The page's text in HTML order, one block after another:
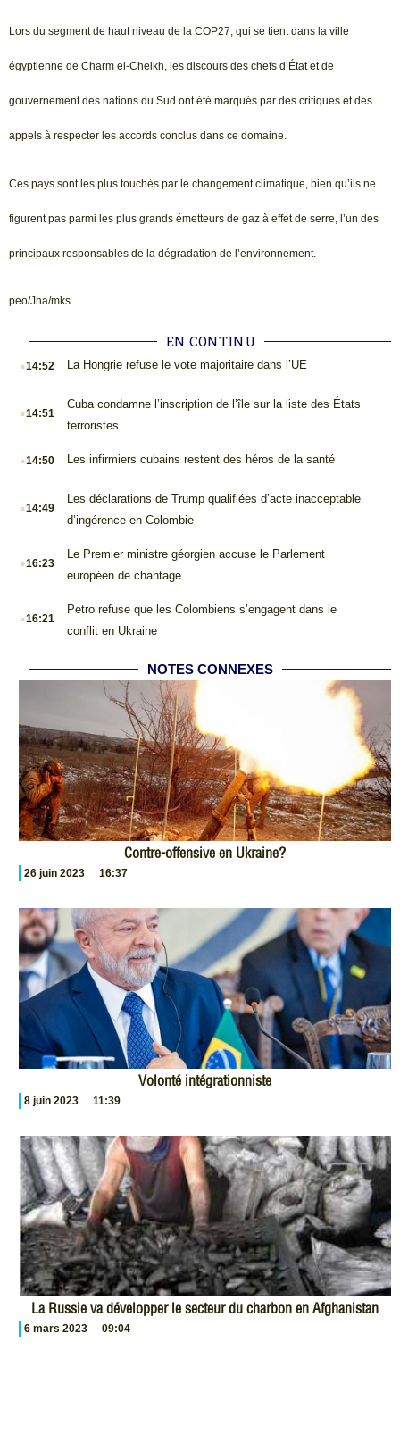
Lors du segment de haut niveau de la COP27, qui se tient dans la ville
égyptienne de Charm el-Cheikh, les discours des chefs d’État et de
gouvernement des nations du Sud ont été marqués par des critiques et des
appels à respecter les accords conclus dans ce domaine.
Ces pays sont les plus touchés par le changement climatique, bien qu’ils ne
figurent pas parmi les plus grands émetteurs de gaz à effet de serre, l’un des
principaux responsables de la dégradation de l’environnement.
peo/Jha/mks
EN CONTINU
.14:52 La Hongrie refuse le vote majoritaire dans l’UE
.14:51
Cuba condamne l’inscription de l’île sur la liste des États
terroristes
.14:50 Les infirmiers cubains restent des héros de la santé
.14:49
Les déclarations de Trump qualifiées d’acte inacceptable
d’ingérence en Colombie
.16:23
Le Premier ministre géorgien accuse le Parlement
européen de chantage
.16:21
Petro refuse que les Colombiens s’engagent dans le
conflit en Ukraine
NOTES CONNEXES
Contre-offensive en Ukraine?
26 juin 2023 16:37
Volonté intégrationniste
8 juin 2023 11:39
La Russie va développer le secteur du charbon en Afghanistan
6 mars 2023 09:04